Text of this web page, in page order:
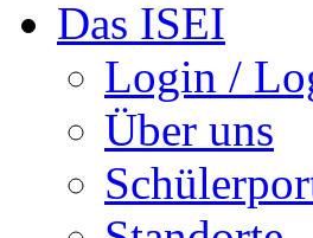
Das ISEI
Login /
Über uns